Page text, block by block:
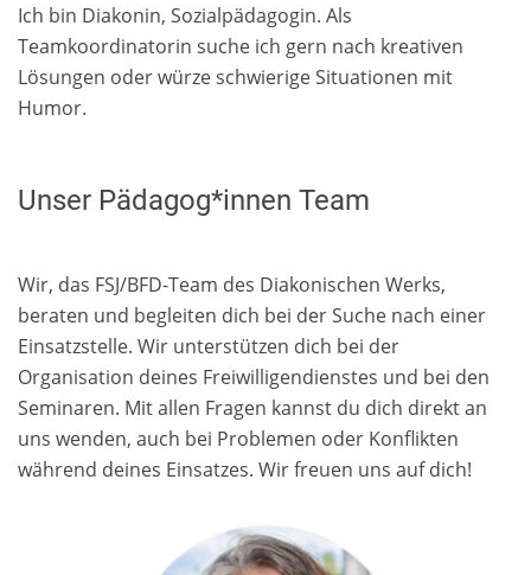
Ich bin Diakonin, Sozial­pädagogin. Als
Teamkoordinatorin suche ich gern nach kreativen
Lösungen oder würze schwierige Situationen mit
Humor.
Unser Pädagog*innen Team
Wir, das FSJ/BFD-Team des Diakonischen Werks,
beraten und begleiten dich bei der Suche nach einer
Einsatzstelle. Wir unterstützen dich bei der
Organisation deines Freiwilligendienstes und bei den
Seminaren. Mit allen Fragen kannst du dich direkt an
uns wenden, auch bei Problemen oder Konflikten
während deines Einsatzes. Wir freuen uns auf dich!